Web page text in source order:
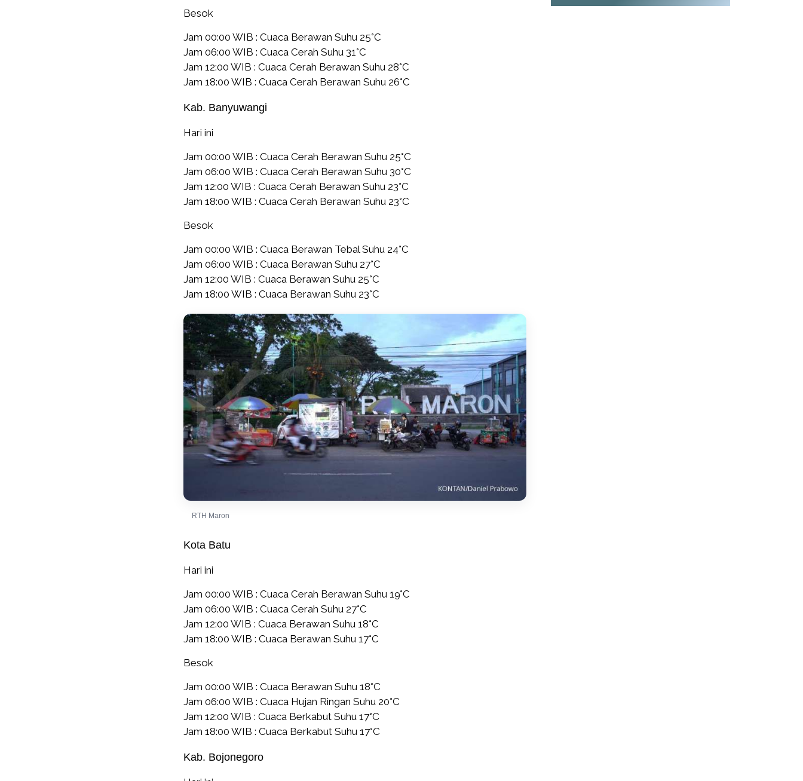
Besok
Jam 00:00 WIB : Cuaca Berawan Suhu 25°C
Jam 06:00 WIB : Cuaca Cerah Suhu 31°C
Jam 12:00 WIB : Cuaca Cerah Berawan Suhu 28°C
Jam 18:00 WIB : Cuaca Cerah Berawan Suhu 26°C
Kab. Banyuwangi
Hari ini
Jam 00:00 WIB : Cuaca Cerah Berawan Suhu 25°C
Jam 06:00 WIB : Cuaca Cerah Berawan Suhu 30°C
Jam 12:00 WIB : Cuaca Cerah Berawan Suhu 23°C
Jam 18:00 WIB : Cuaca Cerah Berawan Suhu 23°C
Besok
Jam 00:00 WIB : Cuaca Berawan Tebal Suhu 24°C
Jam 06:00 WIB : Cuaca Berawan Suhu 27°C
Jam 12:00 WIB : Cuaca Berawan Suhu 25°C
Jam 18:00 WIB : Cuaca Berawan Suhu 23°C
RTH Maron
Kota Batu
Hari ini
Jam 00:00 WIB : Cuaca Cerah Berawan Suhu 19°C
Jam 06:00 WIB : Cuaca Cerah Suhu 27°C
Jam 12:00 WIB : Cuaca Berawan Suhu 18°C
Jam 18:00 WIB : Cuaca Berawan Suhu 17°C
Besok
Jam 00:00 WIB : Cuaca Berawan Suhu 18°C
Jam 06:00 WIB : Cuaca Hujan Ringan Suhu 20°C
Jam 12:00 WIB : Cuaca Berkabut Suhu 17°C
Jam 18:00 WIB : Cuaca Berkabut Suhu 17°C
Kab. Bojonegoro